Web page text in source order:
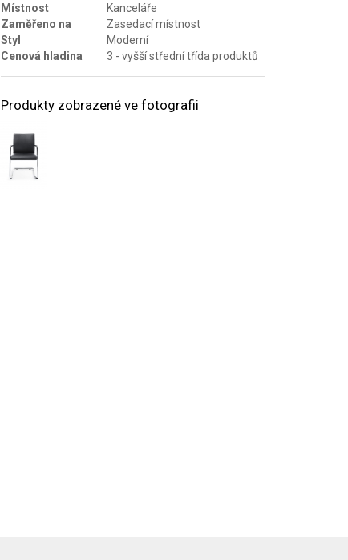
Místnost
Kanceláře
Zaměřeno na
Zasedací místnost
Styl
Moderní
Cenová hladina
3 - vyšší střední třída produktů
Produkty zobrazené ve fotografii